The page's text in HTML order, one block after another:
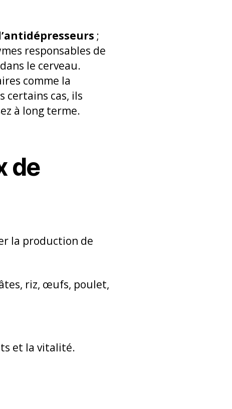
;
responsables de
le cerveau.
comme la
certains cas, ils
à long terme.
de
la production de
riz, œufs, poulet,
et la vitalité.